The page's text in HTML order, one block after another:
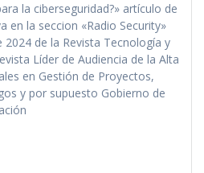
la ciberseguridad?» artículo de
en la seccion «Radio Security»
de la Revista Tecnología y
Líder de Audiencia de la Alta
en Gestión de Proyectos,
y por supuesto Gobierno de